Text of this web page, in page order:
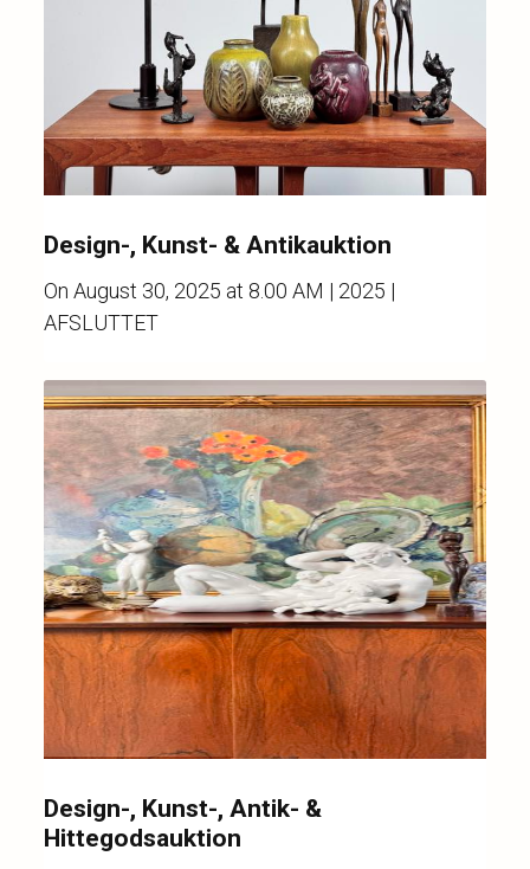
Design-, Kunst- & Antikauktion
OnAugust 30, 2025 at 8.00 AM | 2025 |
AFSLUTTET
Design-, Kunst-, Antik- &
Hittegodsauktion